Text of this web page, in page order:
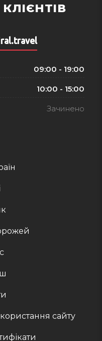
сайту
09:00 - 19:00
10:00 - 15:00
Зачинено